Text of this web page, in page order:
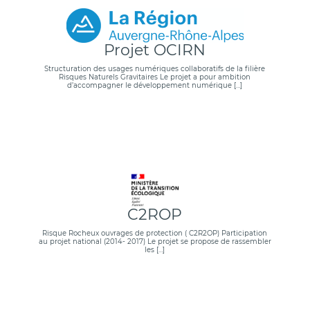
Projet OCIRN
Structuration des usages numériques collaboratifs de la filière
Risques Naturels Gravitaires Le projet a pour ambition
d’accompagner le développement numérique […]
C2ROP
Risque Rocheux ouvrages de protection ( C2R2OP) Participation
au projet national (2014- 2017) Le projet se propose de rassembler
les […]